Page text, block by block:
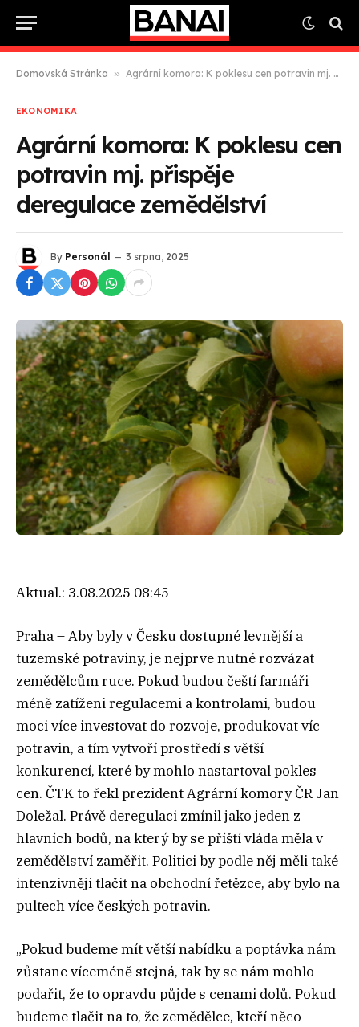
Domovská Stránka » Agrární komora: K poklesu cen potravin mj. přispěje deregulace zemědělství
EKONOMIKA
Agrární komora: K poklesu cen
potravin mj. přispěje
deregulace zemědělství
By Personál 3 srpna, 2025
Aktual.: 3.08.2025 08:45
Praha – Aby byly v Česku dostupné levnější a
tuzemské potraviny, je nejprve nutné rozvázat
zemědělcům ruce. Pokud budou čeští farmáři
méně zatíženi regulacemi a kontrolami, budou
moci více investovat do rozvoje, produkovat víc
potravin, a tím vytvoří prostředí s větší
konkurencí, které by mohlo nastartoval pokles
cen. ČTK to řekl prezident Agrární komory ČR Jan
Doležal. Právě deregulaci zmínil jako jeden z
hlavních bodů, na který by se příští vláda měla v
zemědělství zaměřit. Politici by podle něj měli také
intenzivněji tlačit na obchodní řetězce, aby bylo na
pultech více českých potravin.
„Pokud budeme mít větší nabídku a poptávka nám
zůstane víceméně stejná, tak by se nám mohlo
podařit, že to opravdu půjde s cenami dolů. Pokud
budeme tlačit na to, že zemědělce, kteří něco